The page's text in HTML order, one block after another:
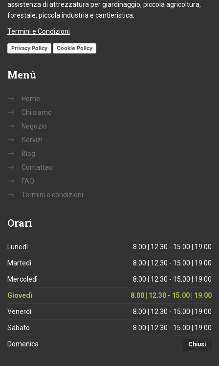
assistenza di attrezzatura per giardinaggio, piccola agricoltura,
forestale, piccola industria e cantieristica.
Termini e Condizioni
Privacy Policy Cookie Policy
Menù
Home
Chi siamo
Negozio
Servizi
Blog
Contattaci
FAQ
Termini e condizioni
Orari
Lunedì 8.00 | 12.30 - 15.00 | 19.00
Martedì 8.00 | 12.30 - 15.00 | 19.00
Mercoledì 8.00 | 12.30 - 15.00 | 19.00
Giovedì 8.00 | 12.30 - 15.00 | 19.00
Venerdì 8.00 | 12.30 - 15.00 | 19.00
Sabato 8.00 | 12.30 - 15.00 | 19.00
Domenica Chiusi